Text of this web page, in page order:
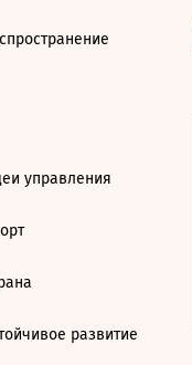
управления
развитие